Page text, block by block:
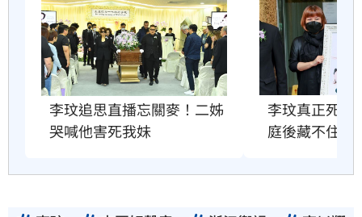
李玟追思直播忘關麥！二姊
哭喊他害死我妹
李玟真正死因
庭後藏不住了